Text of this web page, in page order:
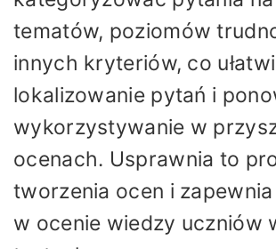
tematów, poziomów
innych kryteriów, co
lokalizowanie pytań i
wykorzystywanie w
ocenach. Usprawnia to
tworzenia ocen i
w ocenie wiedzy uczniów